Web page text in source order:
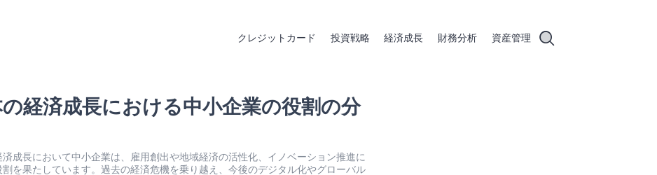
クレジットカード 投資戦略 経済成長 財務分析 資産管理
の経済成長における中小企業の役割の分
済成長において中小企業は、雇用創出や地域経済の活性化、イノベーション推進に
割を果たしています。過去の経済危機を乗り越え、今後のデジタル化やグローバル